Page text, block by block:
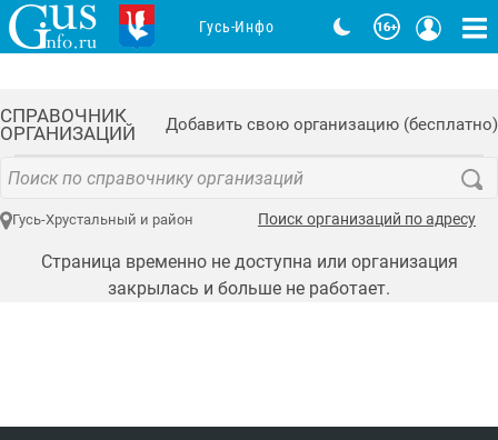
СПРАВОЧНИК
ОРГАНИЗАЦИЙ
Добавить свою организацию (бесплатно)
Гусь-Хрустальный и район Поиск организаций по адресу
Страница временно не доступна или организация
закрылась и больше не работает.
Гусь-Инфо